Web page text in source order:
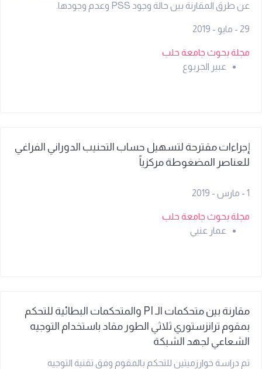
عن طرق المقارنة بين حالة وجود PSS وعدم وجودها.
29 - مايو - 2019
مجلة بحوث جامعة حلب
عبير الجربوع
إجراءات مقترحة لتسهيل حساب التحنيب الدوراني الفراغي
للعناصر المضغوطة مركزياً
1 - مارس - 2019
مجلة بحوث جامعة حلب
عمار عنبي
مقارنة بين متحكمات الـ PI والمتحكمات البطائية للتحكم
بمقوم ترانزستوري ثلاثي الطور مقاد باستخدام التوجيه
الشعاعي لجهد الشبكة
تم دراسة خوارزميتين للتحكم بالمقوم وفق تقنية التوجيه